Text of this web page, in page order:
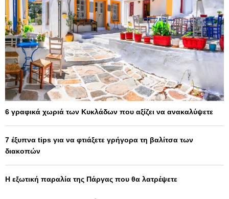
6 γραφικά χωριά των Κυκλάδων που αξίζει να ανακαλύψετε
7 έξυπνα tips για να φτιάξετε γρήγορα τη βαλίτσα των
διακοπών
Η εξωτική παραλία της Πάργας που θα λατρέψετε